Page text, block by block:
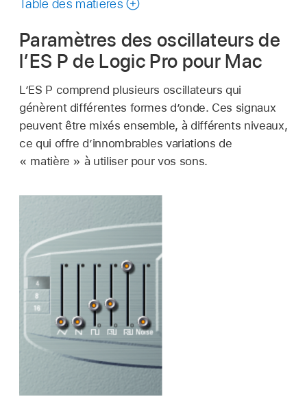
Table des matières
Paramètres des oscillateurs de
l’ES P de Logic Pro pour Mac
L’ES P comprend plusieurs oscillateurs qui
génèrent différentes formes d’onde. Ces signaux
peuvent être mixés ensemble, à différents niveaux,
ce qui offre d’innombrables variations de
« matière » à utiliser pour vos sons.